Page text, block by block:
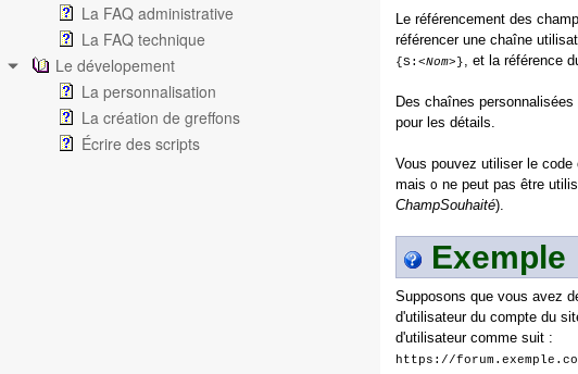
La FAQ administrative
La FAQ technique
Le dévelopement
La personnalisation
La création de greffons
Écrire des scripts
Le référencement des
référencer une chaîne
{S: <Nom>}, et la référence
Des chaînes
pour les détails.
Vous pouvez utiliser le code
mais O ne peut pas être
ChampSouhaité).
Exemple
Supposons que vous avez
d'utilisateur du compte du
d'utilisateur comme suit :
https://